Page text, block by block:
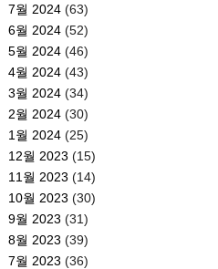
7월 2024(63)
6월 2024(52)
5월 2024(46)
4월 2024(43)
3월 2024(34)
2월 2024(30)
1월 2024(25)
12월 2023 (15)
11월 2023 (14)
10월 2023 (30)
9월 2023 (31)
8월 2023 (39)
7월 2023 (36)